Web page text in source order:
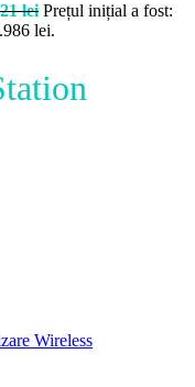
lei Prețul inițial a fost:
lei.
Wireless